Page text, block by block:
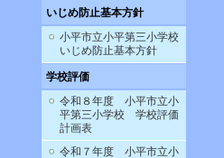
いじめ防止基本方針
小平市立小平第三小学校
いじめ防止基本方針
学校評価
令和８年度 小平市立小
平第三小学校 学校評価
計画表
令和７年度 小平市立小